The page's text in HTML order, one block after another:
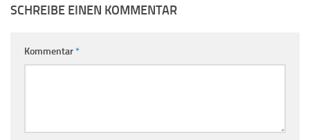
SCHREIBE EINEN KOMMENTAR
Kommentar*